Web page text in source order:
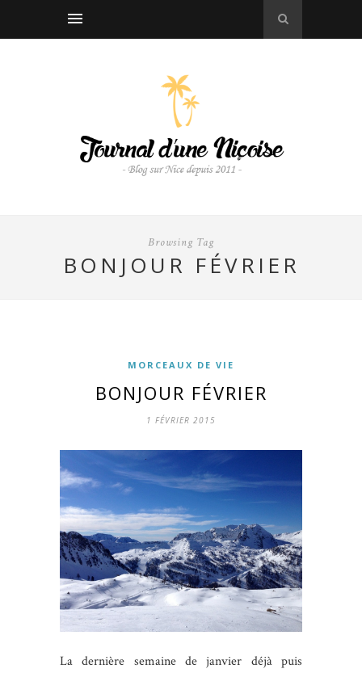
Browsing Tag
BONJOUR FÉVRIER
MORCEAUX DE VIE
BONJOUR FÉVRIER
1 FÉVRIER 2015
La dernière semaine de janvier déjà puis